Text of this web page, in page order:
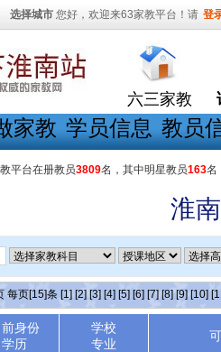
选择城市 您好，欢迎来63家教平台！请 登
六三家教
家教 学员信息 教员
平台在册教员3809名，其中明星教员163名
淮
每页[15]条 [1] [2] [3] [4] [5] [6] [7] [8] [9] [10]
前身份
学历
学校
专业